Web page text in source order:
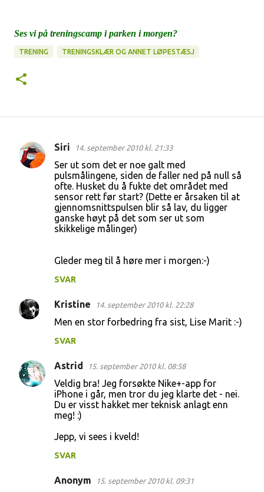
Ses vi på treningscamp i parken i morgen?
TRENING TRENINGSKLÆR OG ANNET LØPESTÆSJ
K
e
r
Siri 14. september 2010 kl. 21:33
Ser ut som det er noe galt med
pulsmålingene, siden de faller ned på null så
ofte. Husket du å fukte det området med
sensor rett før start? (Dette er årsaken til at
gjennomsnittspulsen blir så lav, du ligger
ganske høyt på det som ser ut som
skikkelige målinger)
Gleder meg til å høre mer i morgen:-)
SVAR
Kristine 14. september 2010 kl. 22:28
Men en stor forbedring fra sist, Lise Marit :-)
SVAR
Astrid 15. september 2010 kl. 08:58
Veldig bra! Jeg forsøkte Nike+-app for
iPhone i går, men tror du jeg klarte det - nei.
Du er visst hakket mer teknisk anlagt enn
meg! :)
Jepp, vi sees i kveld!
SVAR
Anonym 15. september 2010 kl. 09:31